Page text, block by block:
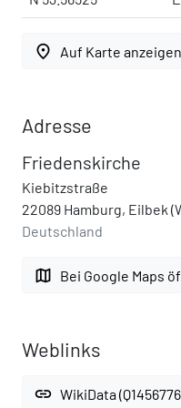
place Auf Karte anzeigen
Adresse
Friedenskirche
Kiebitzstraße
22089 Hamburg, Eilbek
Deutschland
map Bei Google Maps
Weblinks
link WikiData